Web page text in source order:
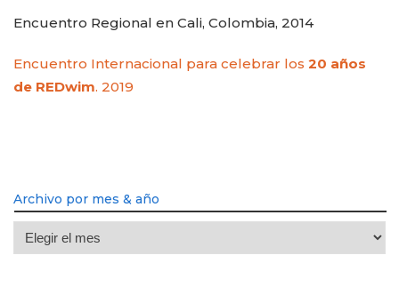
Encuentro Regional en Cali, Colombia, 2014
Encuentro Internacional para celebrar los 20 años
de REDwim. 2019
Archivo por mes & año
Archivo
por